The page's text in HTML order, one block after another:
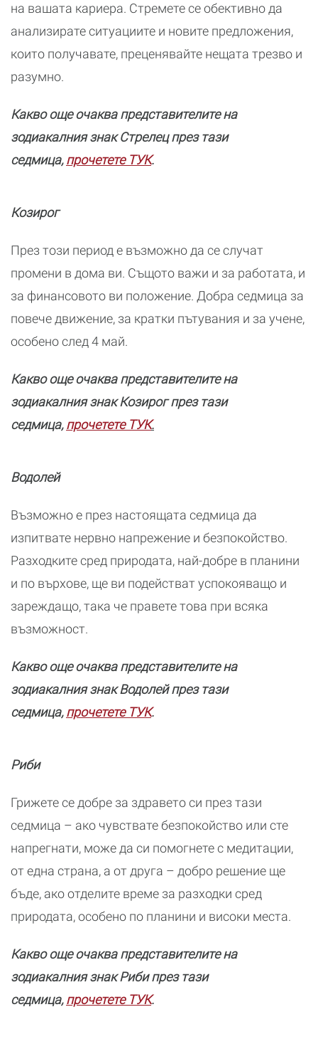
на вашата кариера. Стремете се обективно да
анализирате ситуациите и новите предложения,
които получавате, преценявайте нещата трезво и
разумно.
Какво още очаква представителите на
зодиакалния знак Стрелец през тази
седмица,прочетете ТУК.
Козирог
През този период е възможно да се случат
промени в дома ви. Същото важи и за работата, и
за финансовото ви положение. Добра седмица за
повече движение, за кратки пътувания и за учене,
особено след 4 май.
Какво още очаква представителите на
зодиакалния знак Козирог през тази
седмица,прочетете ТУК.
Водолей
Възможно е през настоящата седмица да
изпитвате нервно напрежение и безпокойство.
Разходките сред природата, най-добре в планини
и по върхове, ще ви подействат успокояващо и
зареждащо, така че правете това при всяка
възможност.
Какво още очаква представителите на
зодиакалния знак Водолей през тази
седмица,прочетете ТУК.
Риби
Грижете се добре за здравето си през тази
седмица – ако чувствате безпокойство или сте
напрегнати, може да си помогнете с медитации,
от една страна, а от друга – добро решение ще
бъде, ако отделите време за разходки сред
природата, особено по планини и високи места.
Какво още очаква представителите на
зодиакалния знак Риби през тази
седмица,прочетете ТУК.